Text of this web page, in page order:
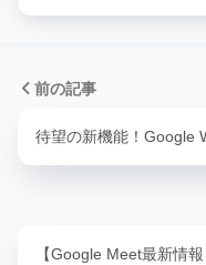
前の記事
待望の新機能！Google
【Google Meet最新情